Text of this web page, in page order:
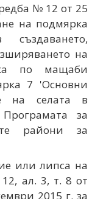
№ 12 от 25
на подмярка
на
по мащаби
7 'Основни
на селата в
за
райони за
или липса на
12, ал. 3, т. 8 от
2015 г. за